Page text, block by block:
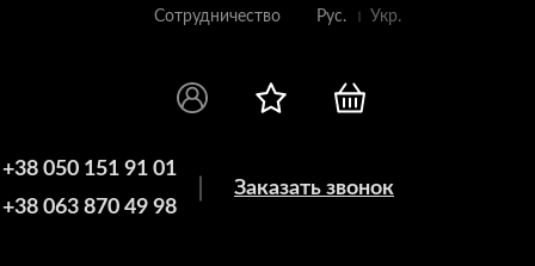
Сотрудничество Рус. Укр.
+38 050 151 91 01
+38 063 870 49 98
Заказать звонок